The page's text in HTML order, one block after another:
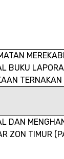
BUKU
DAN
ZON TIMUR